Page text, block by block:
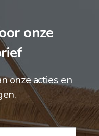
onze
onze acties en